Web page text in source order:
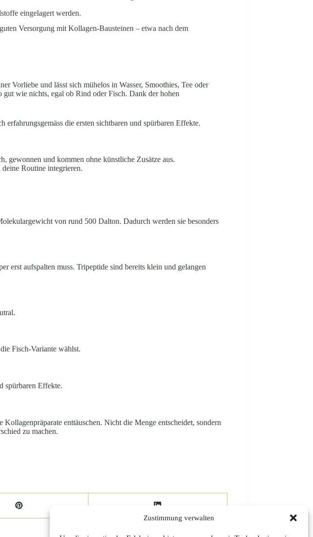
Zustimmung verwalten
eingelagert werden.
Versorgung mit Kollagen-Bausteinen – etwa nach dem
Vorliebe und lässt sich mühelos in Wasser, Smoothies, Tee oder
gut wie nichts, egal ob Rind oder Fisch. Dank der hohen
erfahrungsgemäss die ersten sichtbaren und spürbaren Effekte.
gewonnen und kommen ohne künstliche Zusätze aus.
Routine integrieren.
von rund 500 Dalton. Dadurch werden sie besonders
erst aufspalten muss. Tripeptide sind bereits klein und gelangen
Fisch-Variante wählst.
spürbaren Effekte.
enttäuschen. Nicht die Menge entscheidet, sondern
zu machen.